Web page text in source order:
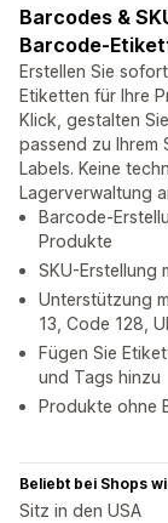
Barcodes &
Barcode-
Erstellen Sie
Etiketten für Ihre
Klick, gestalten
passend zu
Labels. Keine
Lagerverwaltung
Barcode-
Produkte
SKU-Erstellung
Unterstützung
13, Code 128,
Fügen Sie
und Tags hinzu
Produkte ohne
Beliebt bei Shops
Sitz in den USA